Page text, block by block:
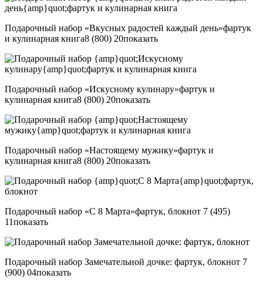
Подарочный набор «Вкусных радостей каждый день»фартук
и кулинарная книга8 (800) 20показать
Подарочный набор «Искусному кулинару»фартук и
кулинарная книга8 (800) 20показать
Подарочный набор «Настоящему мужику»фартук и
кулинарная книга8 (800) 20показать
Подарочный набор «С 8 Марта»фартук, блокнот 7 (495)
11показать
Подарочный набор Замечательной дочке: фартук, блокнот 7
(900) 04показать